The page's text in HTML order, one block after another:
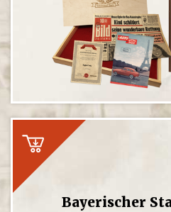
Bayerischer